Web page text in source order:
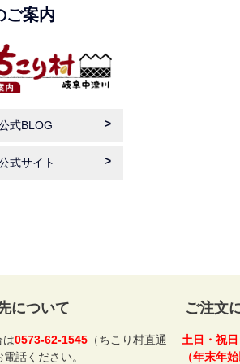
ご案内
式BLOG
式サイト
について
は0573-62-1545 （ちこり村直通
話ください。
ご注文
土日・祝
（年末年